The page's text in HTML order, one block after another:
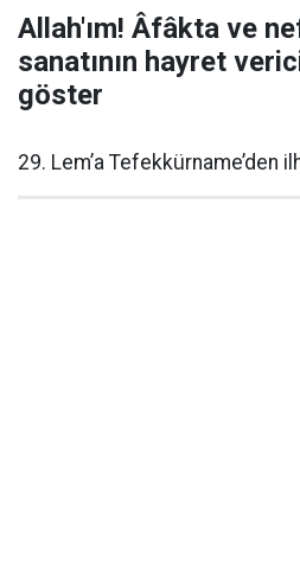
Allah'ım! Âfâkta ve
sanatının hayret
göster
29. Lem’a Tefekkürname’den